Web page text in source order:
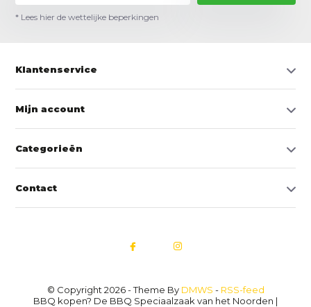
* Lees hier de wettelijke beperkingen
Klantenservice
Mijn account
Categorieën
Contact
© Copyright 2026 - Theme By DMWS - RSS-feed
BBQ kopen? De BBQ Speciaalzaak van het Noorden |